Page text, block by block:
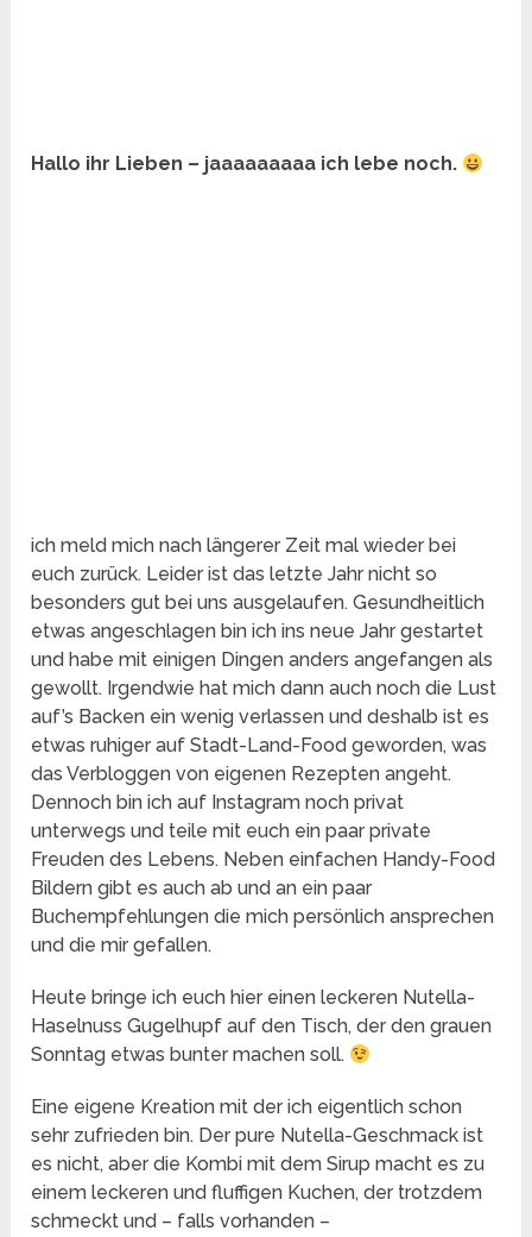
Hallo ihr Lieben – jaaaaaaaaa ich lebe noch.
ich meld mich nach längerer Zeit mal wieder bei
euch zurück. Leider ist das letzte Jahr nicht so
besonders gut bei uns ausgelaufen. Gesundheitlich
etwas angeschlagen bin ich ins neue Jahr gestartet
und habe mit einigen Dingen anders angefangen als
gewollt. Irgendwie hat mich dann auch noch die Lust
auf’s Backen ein wenig verlassen und deshalb ist es
etwas ruhiger auf Stadt-Land-Food geworden, was
das Verbloggen von eigenen Rezepten angeht.
Dennoch bin ich auf Instagram noch privat
unterwegs und teile mit euch ein paar private
Freuden des Lebens. Neben einfachen Handy-Food
Bildern gibt es auch ab und an ein paar
Buchempfehlungen die mich persönlich ansprechen
und die mir gefallen.
Heute bringe ich euch hier einen leckeren Nutella-
Haselnuss Gugelhupf auf den Tisch, der den grauen
Sonntag etwas bunter machen soll.
Eine eigene Kreation mit der ich eigentlich schon
sehr zufrieden bin. Der pure Nutella-Geschmack ist
es nicht, aber die Kombi mit dem Sirup macht es zu
einem leckeren und fluffigen Kuchen, der trotzdem
schmeckt und – falls vorhanden –